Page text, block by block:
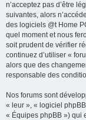
n’acceptez pas d’être
suivantes, alors
des logiciels @t Home
quel moment et nous
soit prudent de vérifier
continuez d’utiliser «
alors que des
responsable des
Nos forums sont
« leur », « logiciel
« Équipes phpBB ») qui